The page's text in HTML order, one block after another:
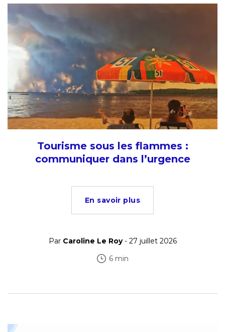
Tourisme sous les flammes :
communiquer dans l’urgence
En savoir plus
Par Caroline Le Roy- 27 juillet 2026
6 min